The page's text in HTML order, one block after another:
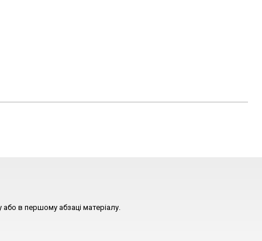
в першому абзаці матеріалу.